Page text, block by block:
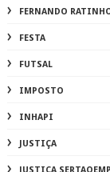
LOJAS
MATA GRANDE
MATÉRIA AUTORAL
MERCADO
MUNDO
MUSICA